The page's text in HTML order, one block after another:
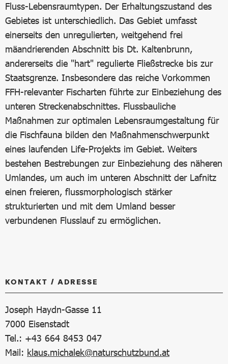
Fluss-Lebensraumtypen. Der Erhaltungszustand des
Gebietes ist unterschiedlich. Das Gebiet umfasst
einerseits den unregulierten, weitgehend frei
mäandrierenden Abschnitt bis Dt. Kaltenbrunn,
andererseits die "hart" regulierte Fließstrecke bis zur
Staatsgrenze. Insbesondere das reiche Vorkommen
FFH-relevanter Fischarten führte zur Einbeziehung des
unteren Streckenabschnittes. Flussbauliche
Maßnahmen zur optimalen Lebensraumgestaltung für
die Fischfauna bilden den Maßnahmenschwerpunkt
eines laufenden Life-Projekts im Gebiet. Weiters
bestehen Bestrebungen zur Einbeziehung des näheren
Umlandes, um auch im unteren Abschnitt der Lafnitz
einen freieren, flussmorphologisch stärker
strukturierten und mit dem Umland besser
verbundenen Flusslauf zu ermöglichen.
KONTAKT / ADRESSE
Joseph Haydn-Gasse 11
7000 Eisenstadt
Tel.: +43 664 8453 047
Mail: klaus.michalek@naturschutzbund.at